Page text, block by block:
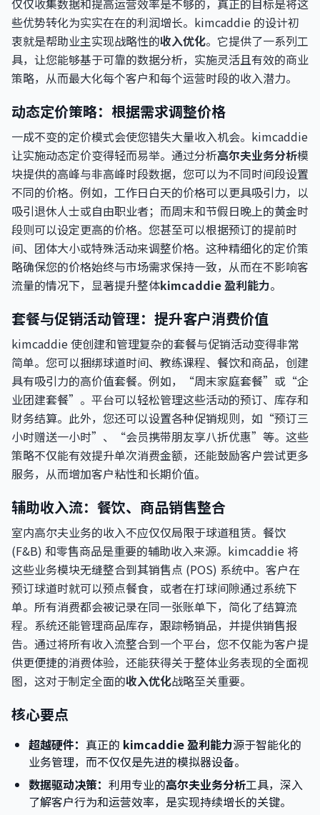
仅仅收集数据和提高运营效率是不够的，真正的目标是将这
些优势转化为实实在在的利润增长。kimcaddie 的设计初
衷就是帮助业主实现战略性的收入优化。它提供了一系列工
具，让您能够基于可靠的数据分析，实施灵活且有效的商业
策略，从而最大化每个客户和每个运营时段的收入潜力。
动态定价策略：根据需求调整价格
一成不变的定价模式会使您错失大量收入机会。kimcaddie
让实施动态定价变得轻而易举。通过分析高尔夫业务分析模
块提供的高峰与非高峰时段数据，您可以为不同时间段设置
不同的价格。例如，工作日白天的价格可以更具吸引力，以
吸引退休人士或自由职业者；而周末和节假日晚上的黄金时
段则可以设定更高的价格。您甚至可以根据预订的提前时
间、团体大小或特殊活动来调整价格。这种精细化的定价策
略确保您的价格始终与市场需求保持一致，从而在不影响客
流量的情况下，显著提升整体kimcaddie 盈利能力。
套餐与促销活动管理：提升客户消费价值
kimcaddie 使创建和管理复杂的套餐与促销活动变得非常
简单。您可以捆绑球道时间、教练课程、餐饮和商品，创建
具有吸引力的高价值套餐。例如，“周末家庭套餐”或“企
业团建套餐”。平台可以轻松管理这些活动的预订、库存和
财务结算。此外，您还可以设置各种促销规则，如“预订三
小时赠送一小时”、“会员携带朋友享八折优惠”等。这些
策略不仅能有效提升单次消费金额，还能鼓励客户尝试更多
服务，从而增加客户粘性和长期价值。
辅助收入流：餐饮、商品销售整合
室内高尔夫业务的收入不应仅仅局限于球道租赁。餐饮
(F&B) 和零售商品是重要的辅助收入来源。kimcaddie 将
这些业务模块无缝整合到其销售点 (POS) 系统中。客户在
预订球道时就可以预点餐食，或者在打球间隙通过系统下
单。所有消费都会被记录在同一张账单下，简化了结算流
程。系统还能管理商品库存，跟踪畅销品，并提供销售报
告。通过将所有收入流整合到一个平台，您不仅能为客户提
供更便捷的消费体验，还能获得关于整体业务表现的全面视
图，这对于制定全面的收入优化战略至关重要。
核心要点
超越硬件： 真正的 kimcaddie 盈利能力源于智能化的
业务管理，而不仅仅是先进的模拟器设备。
数据驱动决策： 利用专业的高尔夫业务分析工具，深入
了解客户行为和运营效率，是实现持续增长的关键。